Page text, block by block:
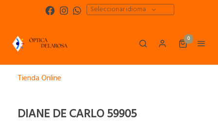
Seleccionar idioma
0
Tienda Online
DIANE DE CARLO 59905